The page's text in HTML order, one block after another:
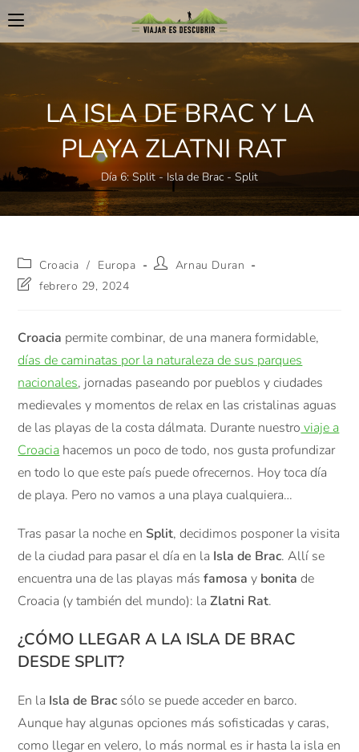
LA ISLA DE BRAC Y LA
PLAYA ZLATNI RAT
Día 6: Split - Isla de Brac - Split
Croacia / Europa
Arnau Duran
febrero 29, 2024
Croacia permite combinar, de una manera formidable,
días de caminatas por la naturaleza de sus parques
nacionales, jornadas paseando por pueblos y ciudades
medievales y momentos de relax en las cristalinas aguas
de las playas de la costa dálmata. Durante nuestro viaje a
Croacia hacemos un poco de todo, nos gusta profundizar
en todo lo que este país puede ofrecernos. Hoy toca día
de playa. Pero no vamos a una playa cualquiera…
Tras pasar la noche en Split, decidimos posponer la visita
de la ciudad para pasar el día en la Isla de Brac. Allí se
encuentra una de las playas másfamosa y bonita de
Croacia (y también del mundo): laZlatni Rat.
¿CÓMO LLEGAR A LA ISLA DE BRAC
DESDE SPLIT?
En la Isla de Brac sólo se puede acceder en barco.
Aunque hay algunas opciones más sofisticadas y caras,
como llegar en velero, lo más normal es ir hasta la isla en